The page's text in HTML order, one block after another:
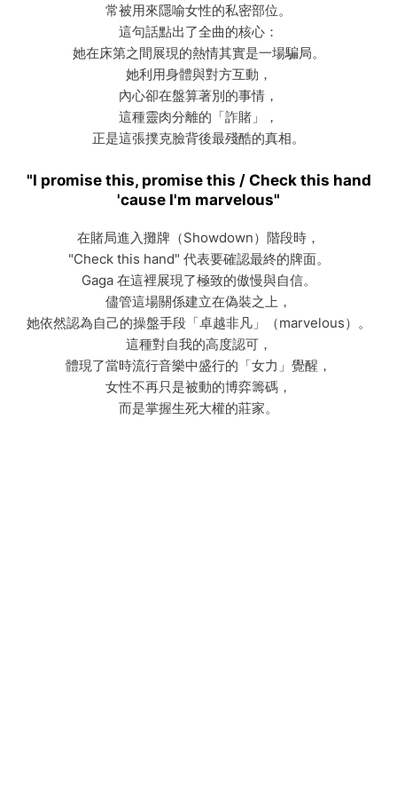
常被用來隱喻女性的私密部位。
這句話點出了全曲的核心：
她在床第之間展現的熱情其實是一場騙局。
她利用身體與對方互動，
內心卻在盤算著別的事情，
這種靈肉分離的「詐賭」，
正是這張撲克臉背後最殘酷的真相。
"I promise this, promise this / Check this hand
'cause I'm marvelous"
在賭局進入攤牌（Showdown）階段時，
"Check this hand" 代表要確認最終的牌面。
Gaga 在這裡展現了極致的傲慢與自信。
儘管這場關係建立在偽裝之上，
她依然認為自己的操盤手段「卓越非凡」（marvelous）。
這種對自我的高度認可，
體現了當時流行音樂中盛行的「女力」覺醒，
女性不再只是被動的博弈籌碼，
而是掌握生死大權的莊家。